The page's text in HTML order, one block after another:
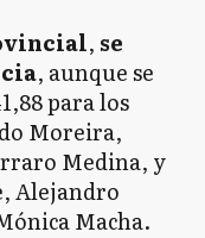
, se
, aunque se
para los
Moreira,
Medina, y
Alejandro
Macha.